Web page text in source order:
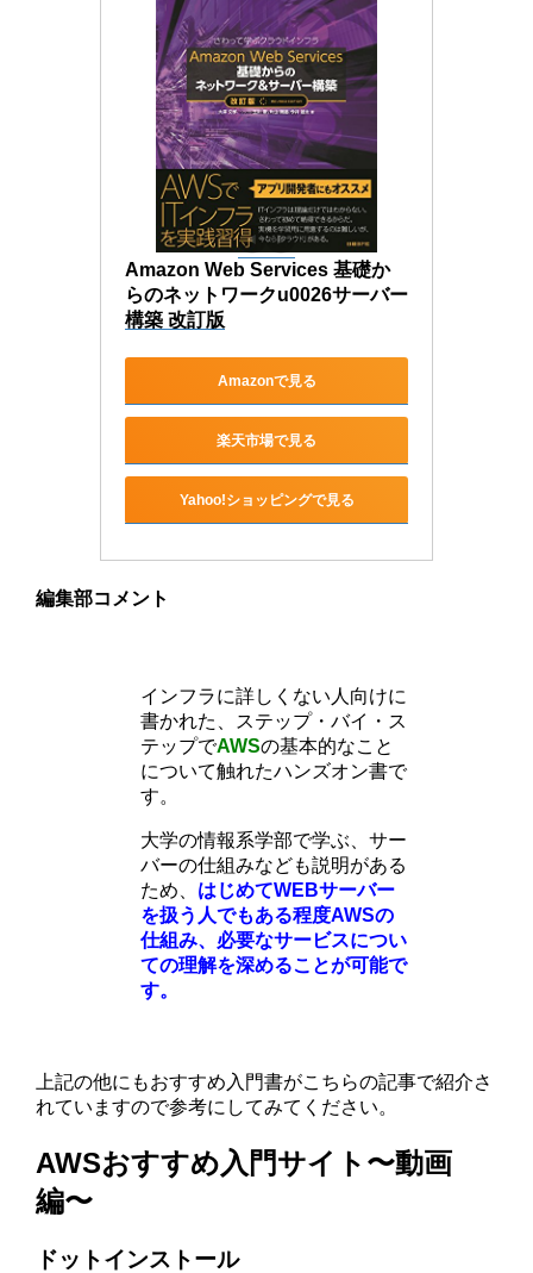
Amazon Web Services 基礎か
らのネットワークu0026サーバー
構築 改訂版
Amazonで見る
楽天市場で見る
Yahoo!ショッピングで見る
編集部コメント
インフラに詳しくない人向けに
書かれた、ステップ・バイ・ス
テップでAWSの基本的なこと
について触れたハンズオン書で
す。
大学の情報系学部で学ぶ、サー
バーの仕組みなども説明がある
ため、 はじめてWEBサーバー
を扱う人でもある程度AWSの
仕組み、必要なサービスについ
ての理解を深めることが可能で
す。
上記の他にもおすすめ入門書がこちらの記事で紹介さ
れていますので参考にしてみてください。
AWSおすすめ入門サイト〜動画
編〜
ドットインストール